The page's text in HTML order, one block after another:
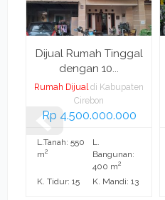
Dijual Rumah Tinggal
dengan 10...
Rumah Dijual di Kabupaten
Cirebon
Rp 4.500.000.000
L.Tanah: 550
m2
L.
Bangunan:
400 m2
K. Tidur: 15 K. Mandi: 13